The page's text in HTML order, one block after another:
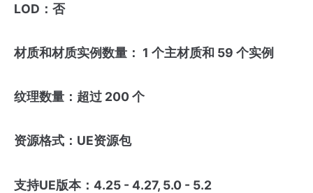
LOD：否
材质和材质实例数量： 1 个主材质和 59 个实例
纹理数量：超过 200 个
资源格式：UE资源包
支持UE版本：4.25 - 4.27, 5.0 - 5.2